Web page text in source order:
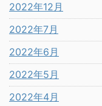
2022年12月
2022年7月
2022年6月
2022年5月
2022年4月